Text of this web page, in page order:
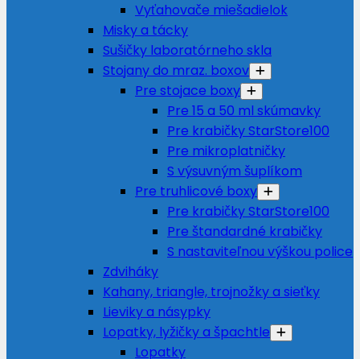
Vyťahovače miešadielok
Misky a tácky
Sušičky laboratórneho skla
Stojany do mraz. boxov
Pre stojace boxy
Pre 15 a 50 ml skúmavky
Pre krabičky StarStore100
Pre mikroplatničky
S výsuvným šuplíkom
Pre truhlicové boxy
Pre krabičky StarStore100
Pre štandardné krabičky
S nastaviteľnou výškou police
Zdviháky
Kahany, triangle, trojnožky a sieťky
Lieviky a násypky
Lopatky, lyžičky a špachtle
Lopatky